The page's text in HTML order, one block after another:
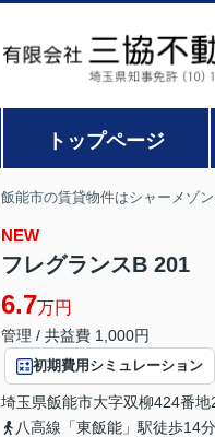
トップページ
飯能市の賃貸物件はシャーメゾ
NEW
フレグランスB 201
6.7万円
管理 / 共益費 1,000円
初期費用シミュレーション
埼玉県飯能市大字双柳424番地
八高線「東飯能」駅徒歩14分